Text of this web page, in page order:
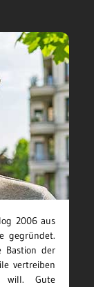
2006 aus
gegründet.
Bastion der
vertreiben
will. Gute